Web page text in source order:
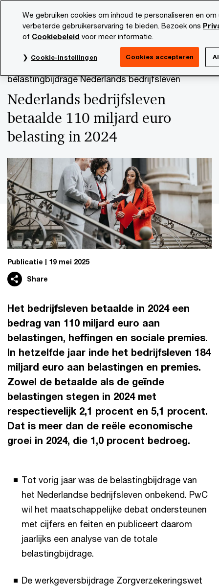
content
PwC NL Actueel en publicaties Thema's
PwC publiceert voor tweede keer
belastingbijdrage Nederlands bedrijfsleven
Nederlands bedrijfsleven
betaalde 110 miljard euro
belasting in 2024
Publicatie 19 mei 2025
Share
Het bedrijfsleven betaalde in 2024 een
bedrag van 110 miljard euro aan
belastingen, heffingen en sociale premies.
In hetzelfde jaar inde het bedrijfsleven 184
miljard euro aan belastingen en premies.
Zowel de betaalde als de geïnde
belastingen stegen in 2024 met
respectievelijk 2,1 procent en 5,1 procent.
Dat is meer dan de reële economische
groei in 2024, die 1,0 procent bedroeg.
Tot vorig jaar was de belastingbijdrage van
het Nederlandse bedrijfsleven onbekend. PwC
wil het maatschappelijke debat ondersteunen
met cijfers en feiten en publiceert daarom
jaarlijks een analyse van de totale
belastingbijdrage.
De werkgeversbijdrage Zorgverzekeringswet
We gebruiken cookies om inhoud te personaliseren en om
verbeterde gebruikerservaring te bieden. Bezoek ons
of Cookiebeleid voor meer informatie.
Cookie-instellingen Cookies accepteren